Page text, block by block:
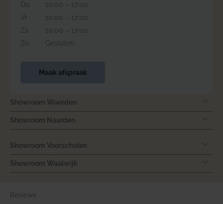
Do
10:00 – 17:00
Vr
10:00 – 17:00
Za
10:00 – 17:00
Zo
Gesloten
Maak afspraak
Showroom Woerden
Showroom Naarden
Showroom Voorschoten
Showroom Waalwijk
Reviews